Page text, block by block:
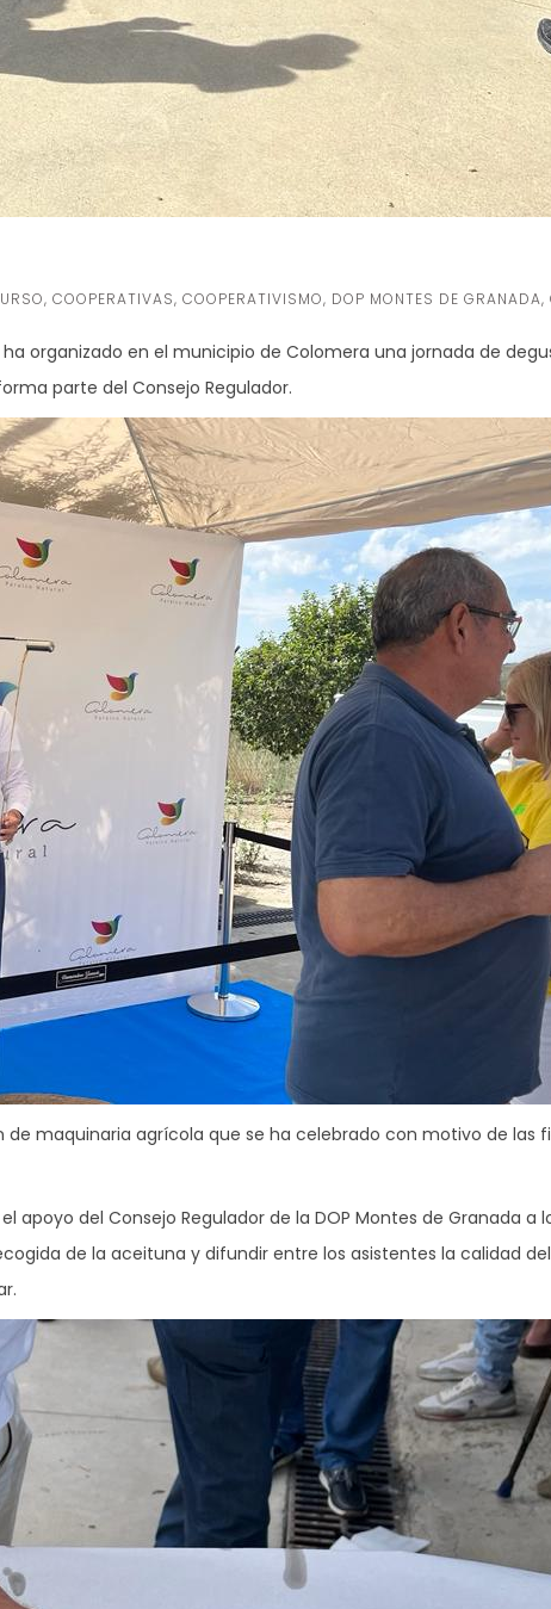
, COOPERATIVAS, COOPERATIVISMO, DOP MONTES DE GRANADA,
organizado en el municipio de Colomera una jornada de
parte del Consejo Regulador.
maquinaria agrícola que se ha celebrado con motivo de las
apoyo del Consejo Regulador de la DOP Montes de Granada a
de la aceituna y difundir entre los asistentes la calidad